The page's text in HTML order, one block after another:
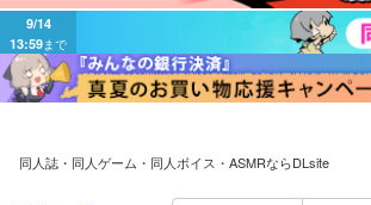
9/14
13:59 まで
同人誌・同人ゲーム・同人ボイス・ASMRならDLsite